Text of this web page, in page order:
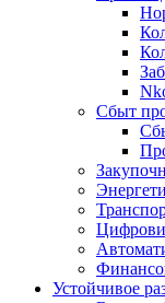
Сбыт
Устойчивое